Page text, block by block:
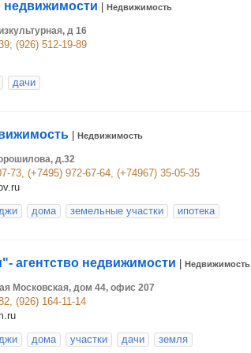
недвижимости Недвижимость
д 16
(926) 512-19-89
дачи
Недвижимость
д.32
73, (+7495) 972-67-64, (+74967) 35-05-35
дома земельные участки ипотека
агентство недвижимости Недвижимость
Московская, дом 44, офис 207
(926) 164-11-14
дома участки дачи земля